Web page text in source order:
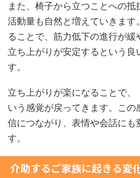
また、椅子から立つことへの
活動量も自然と増えていきます
ることで、筋力低下の進行が緩
立ち上がりが安定するという良
す。
立ち上がりが楽になることで、
いう感覚が戻ってきます。この
信につながり、表情や会話にも
す。
介助するご家族に起きる変